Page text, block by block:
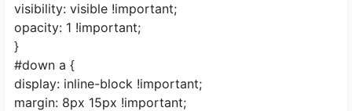
visibility: visible !important;
opacity: 1 !important;
}
#down a {
display: inline-block !important;
margin: 8px 15px !important;